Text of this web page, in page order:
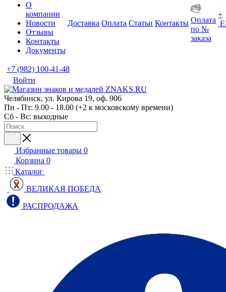
О
компании
Новости
Отзывы
Контакты
Документы
Доставка Оплата Статьи Контакты Оплата
по №
заказа
+
+7 (982) 100-41-48
Войти
Челябинск, ул. Кирова 19, оф. 906
Пн - Пт: 9.00 - 18.00 (+2 к московскому времени)
Сб - Вс: выходные
Избранные товары 0
Корзина 0
Каталог
ВЕЛИКАЯ ПОБЕДА
РАСПРОДАЖА